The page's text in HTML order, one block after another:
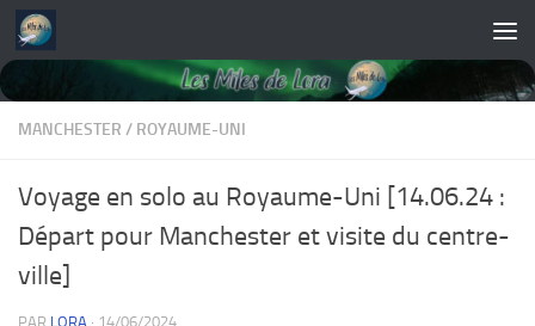
Skip to content
MANCHESTER / ROYAUME-UNI
Voyage en solo au Royaume-Uni [14.06.24 :
Départ pour Manchester et visite du centre-
ville]
PAR LORA · 14/06/2024